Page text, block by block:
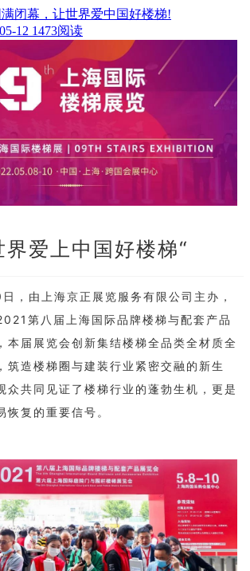
闭幕，让世界爱中国好楼梯!
12 1473阅读
界爱上中国好楼梯“
，由上海京正展览服务有限公司主办，
第八届上海国际品牌楼梯与配套产品
本届展览会创新集结楼梯全品类全材质全
筑造楼梯圈与建装行业紧密交融的新生
众共同见证了楼梯行业的蓬勃生机，更是
恢复的重要信号。